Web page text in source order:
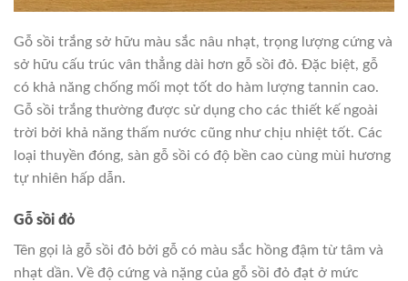
Gỗ sồi trắng sở hữu màu sắc nâu nhạt, trọng lượng cứng và
sở hữu cấu trúc vân thẳng dài hơn gỗ sồi đỏ. Đặc biệt, gỗ
có khả năng chống mối mọt tốt do hàm lượng tannin cao.
Gỗ sồi trắng thường được sử dụng cho các thiết kế ngoài
trời bởi khả năng thấm nước cũng như chịu nhiệt tốt. Các
loại thuyền đóng, sàn gỗ sồi có độ bền cao cùng mùi hương
tự nhiên hấp dẫn.
Gỗ sồi đỏ
Tên gọi là gỗ sồi đỏ bởi gỗ có màu sắc hồng đậm từ tâm và
nhạt dần. Về độ cứng và nặng của gỗ sồi đỏ đạt ở mức